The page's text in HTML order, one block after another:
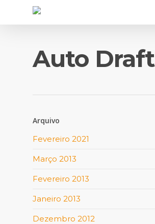
Auto Draft
Arquivo
Fevereiro 2021
Março 2013
Fevereiro 2013
Janeiro 2013
Dezembro 2012